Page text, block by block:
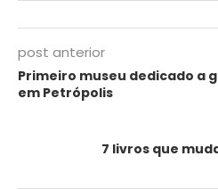
post anterior
Primeiro museu dedicado a
em Petrópolis
7 livros que